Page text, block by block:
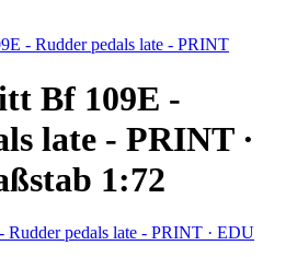
- Rudder pedals late - PRINT
Bf 109E -
late - PRINT ·
1:72